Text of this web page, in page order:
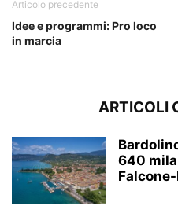
Articolo precedente
Idee e programmi: Pro loco
in marcia
ARTICOLI
640